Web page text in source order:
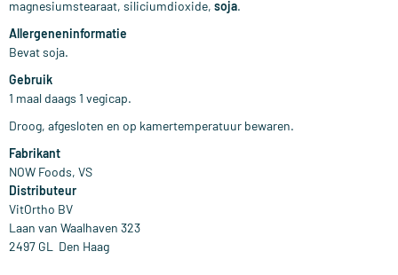
magnesiumstearaat, siliciumdioxide, soja.
Allergeneninformatie
Bevat soja.
Gebruik
1 maal daags 1 vegicap.
Droog, afgesloten en op kamertemperatuur bewaren.
Fabrikant
NOW Foods, VS
Distributeur
VitOrtho BV
Laan van Waalhaven 323
2497 GL Den Haag